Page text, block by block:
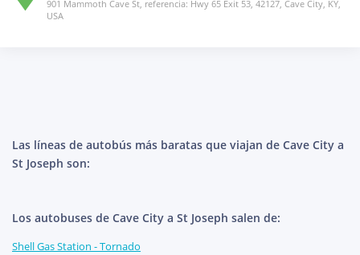
901 Mammoth Cave St, referencia: Hwy 65 Exit 53, 42127, Cave City, KY,
USA
Las líneas de autobús más baratas que viajan de Cave City a
St Joseph son:
Los autobuses de Cave City a St Joseph salen de:
Shell Gas Station - Tornado